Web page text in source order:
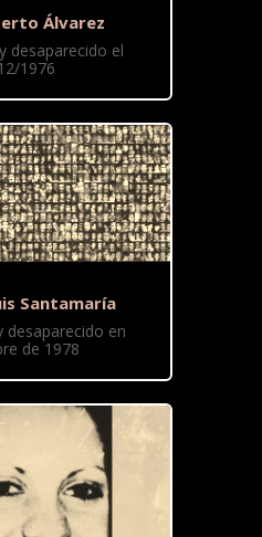
Álvarez
desaparecido el
1976
Santamaría
desaparecido en
de 1978